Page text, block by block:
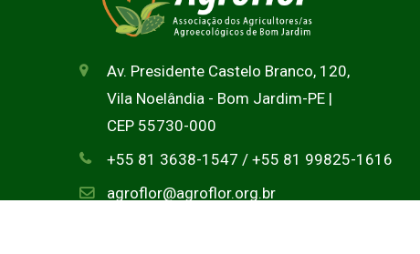
Av. Presidente Castelo Branco, 120,
Vila Noelândia - Bom Jardim-PE |
CEP 55730-000
+55 81 3638-1547 / +55 81 99825-1616
agroflor@agroflor.org.br